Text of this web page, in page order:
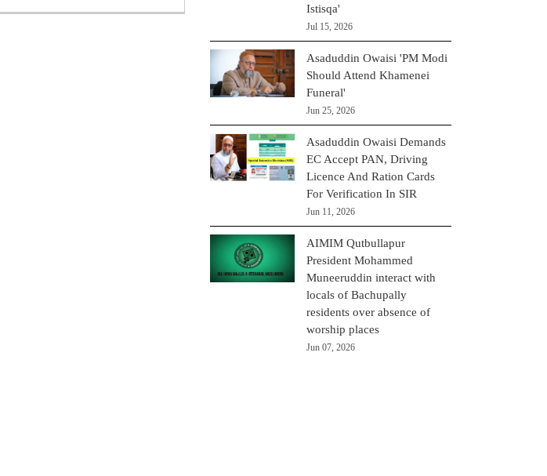
Istisqa'
Jul 15, 2026
Asaduddin Owaisi 'PM Modi
Should Attend Khamenei
Funeral'
Jun 25, 2026
Asaduddin Owaisi Demands
EC Accept PAN, Driving
Licence And Ration Cards
For Verification In SIR
Jun 11, 2026
AIMIM Qutbullapur
President Mohammed
Muneeruddin interact with
locals of Bachupally
residents over absence of
worship places
Jun 07, 2026